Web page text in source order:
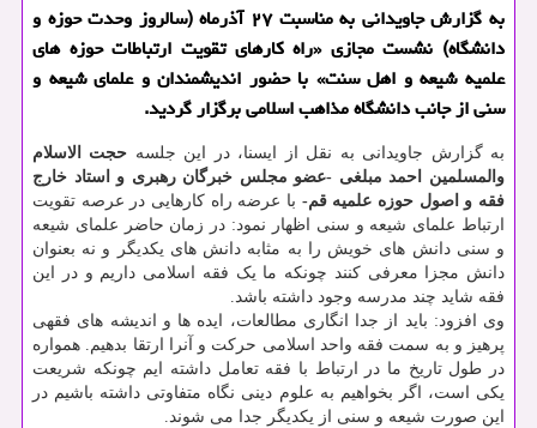
به گزارش جاویدانی به مناسبت ۲۷ آذرماه (سالروز وحدت حوزه و
دانشگاه) نشست مجازی «راه کارهای تقویت ارتباطات حوزه های
علمیه شیعه و اهل سنت» با حضور اندیشمندان و علمای شیعه و
سنی از جانب دانشگاه مذاهب اسلامی برگزار گردید.
به گزارش جاویدانی به نقل از ایسنا، در این جلسه حجت الاسلام
والمسلمین احمد مبلغی -عضو مجلس خبرگان رهبری و استاد خارج
فقه و اصول حوزه علمیه قم- با عرضه راه کارهایی در عرصه تقویت
ارتباط علمای شیعه و سنی اظهار نمود: در زمان حاضر علمای شیعه
و سنی دانش های خویش را به مثابه دانش های یکدیگر و نه بعنوان
دانش مجزا معرفی کنند چونکه ما یک فقه اسلامی داریم و در این
فقه شاید چند مدرسه وجود داشته باشد.
وی افزود: باید از جدا انگاری مطالعات، ایده ها و اندیشه های فقهی
پرهیز و به سمت فقه واحد اسلامی حرکت و آنرا ارتقا بدهیم. همواره
در طول تاریخ ما در ارتباط با فقه تعامل داشته ایم چونکه شریعت
یکی است، اگر بخواهیم به علوم دینی نگاه متفاوتی داشته باشیم در
این صورت شیعه و سنی از یکدیگر جدا می شوند.